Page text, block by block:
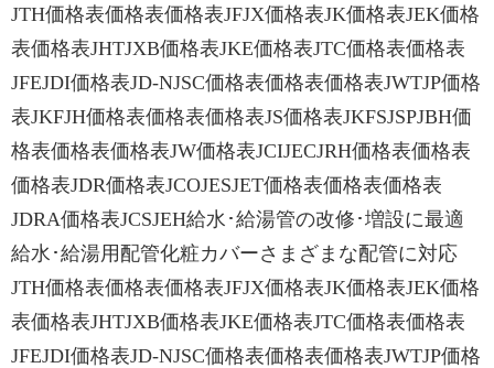
JTH価格表価格表価格表JFJX価格表JK価格表JEK価格
表価格表JHTJXB価格表JKE価格表JTC価格表価格表
JFEJDI価格表JD-NJSC価格表価格表価格表JWTJP価格
表JKFJH価格表価格表価格表JS価格表JKFSJSPJBH価
格表価格表価格表JW価格表JCIJECJRH価格表価格表
価格表JDR価格表JCOJESJET価格表価格表価格表
JDRA価格表JCSJEH給水･給湯管の改修･増設に最適
給水･給湯用配管化粧カバーさまざまな配管に対応
JTH価格表価格表価格表JFJX価格表JK価格表JEK価格
表価格表JHTJXB価格表JKE価格表JTC価格表価格表
JFEJDI価格表JD-NJSC価格表価格表価格表JWTJP価格